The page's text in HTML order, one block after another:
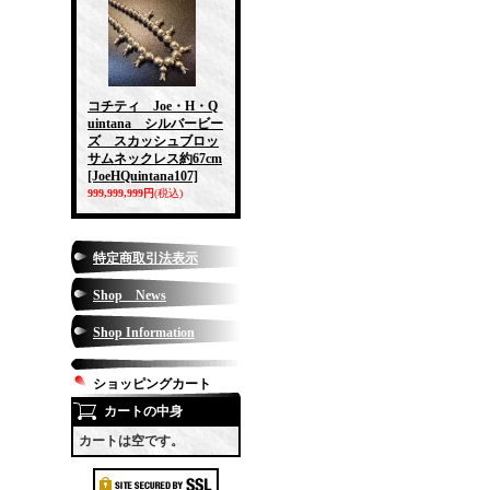
コチティ Joe・H・Q
uintana シルバービー
ズ スカッシュブロッ
サムネックレス約67cm
[JoeHQuintana107]
999,999,999円(税込)
特定商取引法表示
Shop News
Shop Information
ショッピングカート
カートの中身
カートは空です。